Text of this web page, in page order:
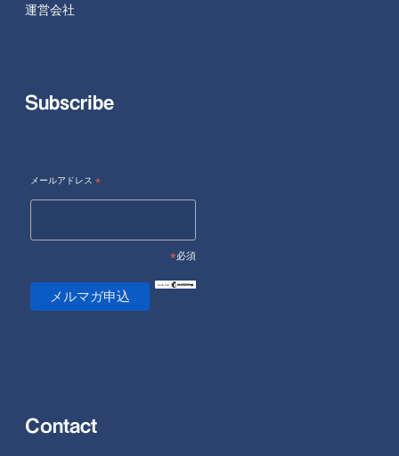
運営会社
Subscribe
メールアドレス *
*必須
Contact